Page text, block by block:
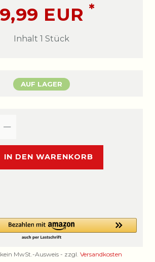
EUR*
Inhalt 1 Stück
AUF LAGER
IN DEN WARENKORB
MwSt.-Ausweis - zzgl. Versandkosten